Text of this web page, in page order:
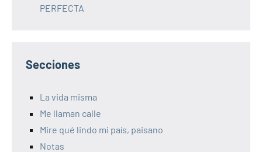
PERFECTA
Secciones
La vida misma
Me llaman calle
Mire qué lindo mi país, paisano
Notas